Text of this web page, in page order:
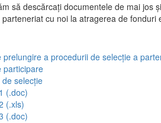
să descărcați documentele de mai jos
cu noi la atragerea de
prelungire a procedurii de selecție a
participare
selecție
(.doc)
(.xls)
(.doc)